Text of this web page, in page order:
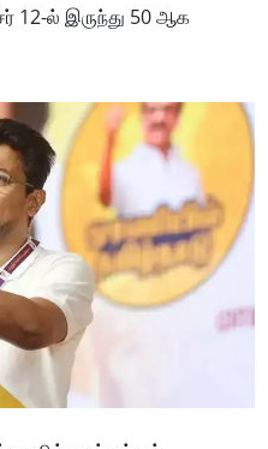
ல் இருந்து 50 ஆக